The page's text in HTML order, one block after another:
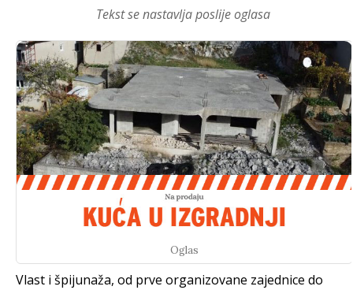
Tekst se nastavlja poslije oglasa
Oglas
Vlast i špijunaža, od prve organizovane zajednice do